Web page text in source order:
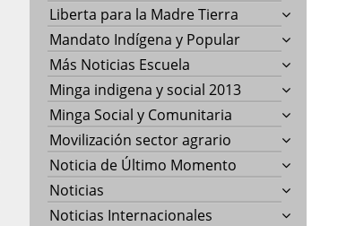
Liberta para la Madre Tierra
Mandato Indígena y Popular
Más Noticias Escuela
Minga indigena y social 2013
Minga Social y Comunitaria
Movilización sector agrario
Noticia de Último Momento
Noticias
Noticias Internacionales